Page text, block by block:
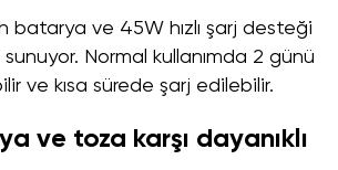
batarya ve 45W hızlı şarj desteği
Normal kullanımda 2 günü
ve kısa sürede şarj edilebilir.
ve toza karşı dayanıklı